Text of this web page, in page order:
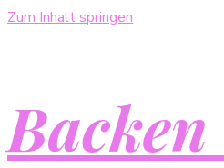
Zum Inhalt springen